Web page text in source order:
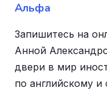
Альфа
Запишитесь на
Анной
двери в мир
по английскому и